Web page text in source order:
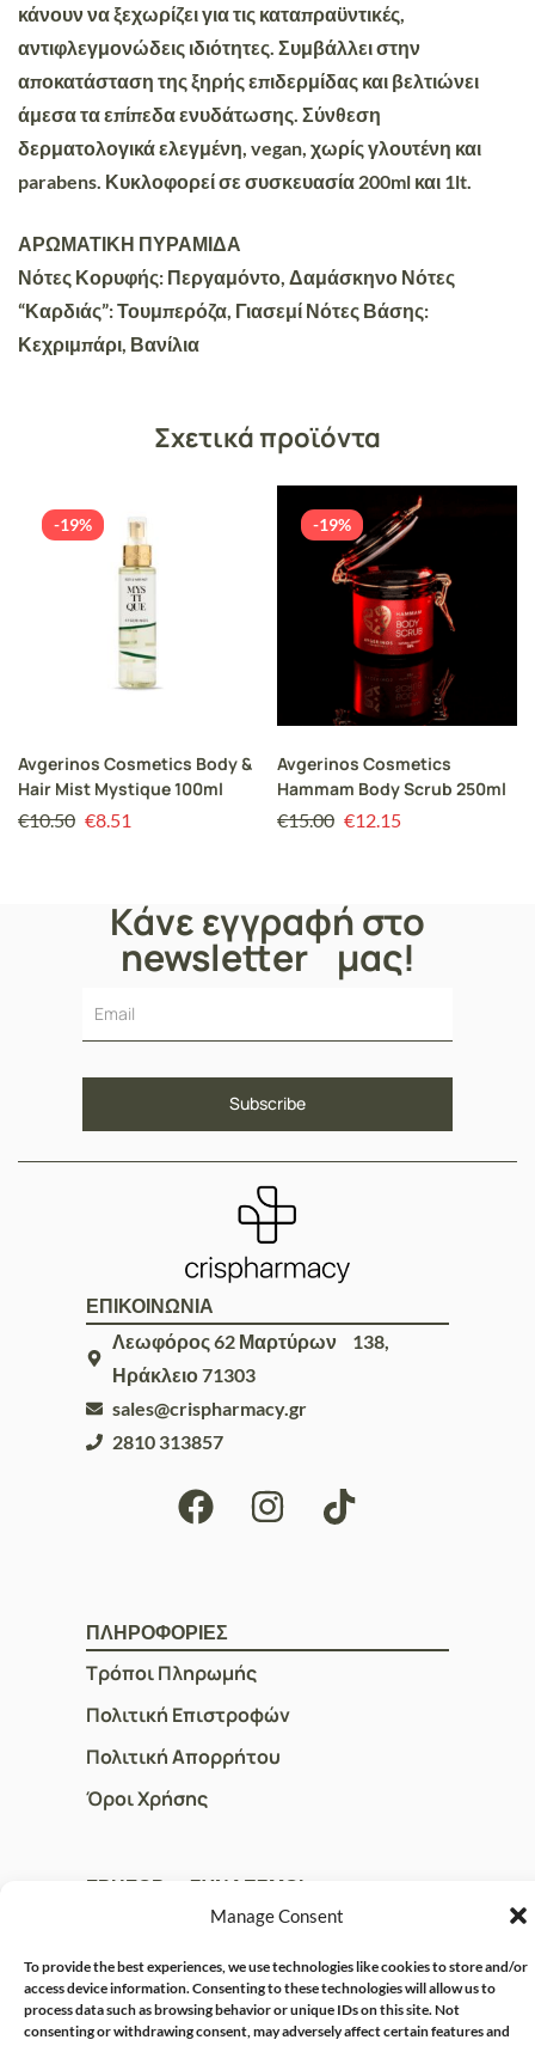
Manage Consent
To provide the best experiences, we use technologies like cookies to store and/or
access device information. Consenting to these technologies will allow us to
process data such as browsing behavior or unique IDs on this site. Not
consenting or withdrawing consent, may adversely affect certain features and
κάνουν να ξεχωρίζει για τις καταπραϋντικές,
αντιφλεγμονώδεις ιδιότητες. Συμβάλλει στην
αποκατάσταση της ξηρής επιδερμίδας και βελτιώνει
άμεσα τα επίπεδα ενυδάτωσης. Σύνθεση
δερματολογικά ελεγμένη, vegan, χωρίς γλουτένη και
parabens. Κυκλοφορεί σε συσκευασία 200ml και 1lt.
ΑΡΩΜΑΤΙΚΗ ΠΥΡΑΜΙΔΑ
Νότες Κορυφής: Περγαμόντο, Δαμάσκηνο Νότες
“Καρδιάς”: Τουμπερόζα, Γιασεμί Νότες Βάσης:
Κεχριμπάρι, Βανίλια
Σχετικά προϊόντα
-19%
Avgerinos Cosmetics Body &
Hair Mist Mystique 100ml
€10.50 €8.51
-19%
Avgerinos Cosmetics
Hammam Body Scrub 250ml
€15.00 €12.15
Κάνε εγγραφή στο
newsletter μας!
ΕΠΙΚΟΙΝΩΝΙΑ
Λεωφόρος 62 Μαρτύρων 138,
Ηράκλειο 71303
sales@crispharmacy.gr
2810 313857
ΠΛΗΡΟΦΟΡΙΕΣ
Τρόποι Πληρωμής
Πολιτική Επιστροφών
Πολιτική Απορρήτου
Όροι Χρήσης
ΓΡΗΓΟΡOI ΣΥΝΔΕΣΜΟΙ
Ο Λογαριασμός μου
Η Ομάδα μας
Επικοινωνία